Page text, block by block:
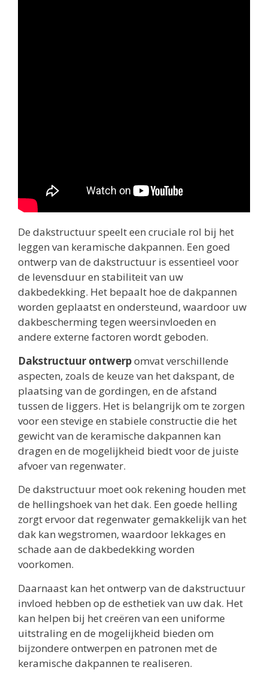
De dakstructuur speelt een cruciale rol bij het
leggen van keramische dakpannen. Een goed
ontwerp van de dakstructuur is essentieel voor
de levensduur en stabiliteit van uw
dakbedekking. Het bepaalt hoe de dakpannen
worden geplaatst en ondersteund, waardoor uw
dakbescherming tegen weersinvloeden en
andere externe factoren wordt geboden.
Dakstructuur ontwerpomvat verschillende
aspecten, zoals de keuze van het dakspant, de
plaatsing van de gordingen, en de afstand
tussen de liggers. Het is belangrijk om te zorgen
voor een stevige en stabiele constructie die het
gewicht van de keramische dakpannen kan
dragen en de mogelijkheid biedt voor de juiste
afvoer van regenwater.
De dakstructuur moet ook rekening houden met
de hellingshoek van het dak. Een goede helling
zorgt ervoor dat regenwater gemakkelijk van het
dak kan wegstromen, waardoor lekkages en
schade aan de dakbedekking worden
voorkomen.
Daarnaast kan het ontwerp van de dakstructuur
invloed hebben op de esthetiek van uw dak. Het
kan helpen bij het creëren van een uniforme
uitstraling en de mogelijkheid bieden om
bijzondere ontwerpen en patronen met de
keramische dakpannen te realiseren.